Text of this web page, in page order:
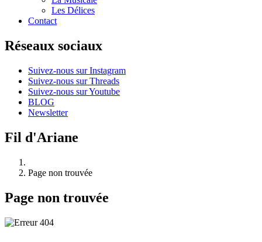
Les Délices
Contact
Réseaux sociaux
Suivez-nous sur Instagram
Suivez-nous sur Threads
Suivez-nous sur Youtube
BLOG
Newsletter
Fil d'Ariane
Page non trouvée
Page non trouvée